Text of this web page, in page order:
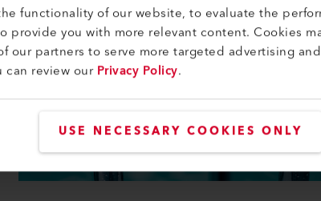
functionality of our website, to evaluate the
provide you with more relevant content. Cookies
our partners to serve more targeted advertising
can review ourPrivacy Policy.
USE NECESSARY COOKIES ONLY